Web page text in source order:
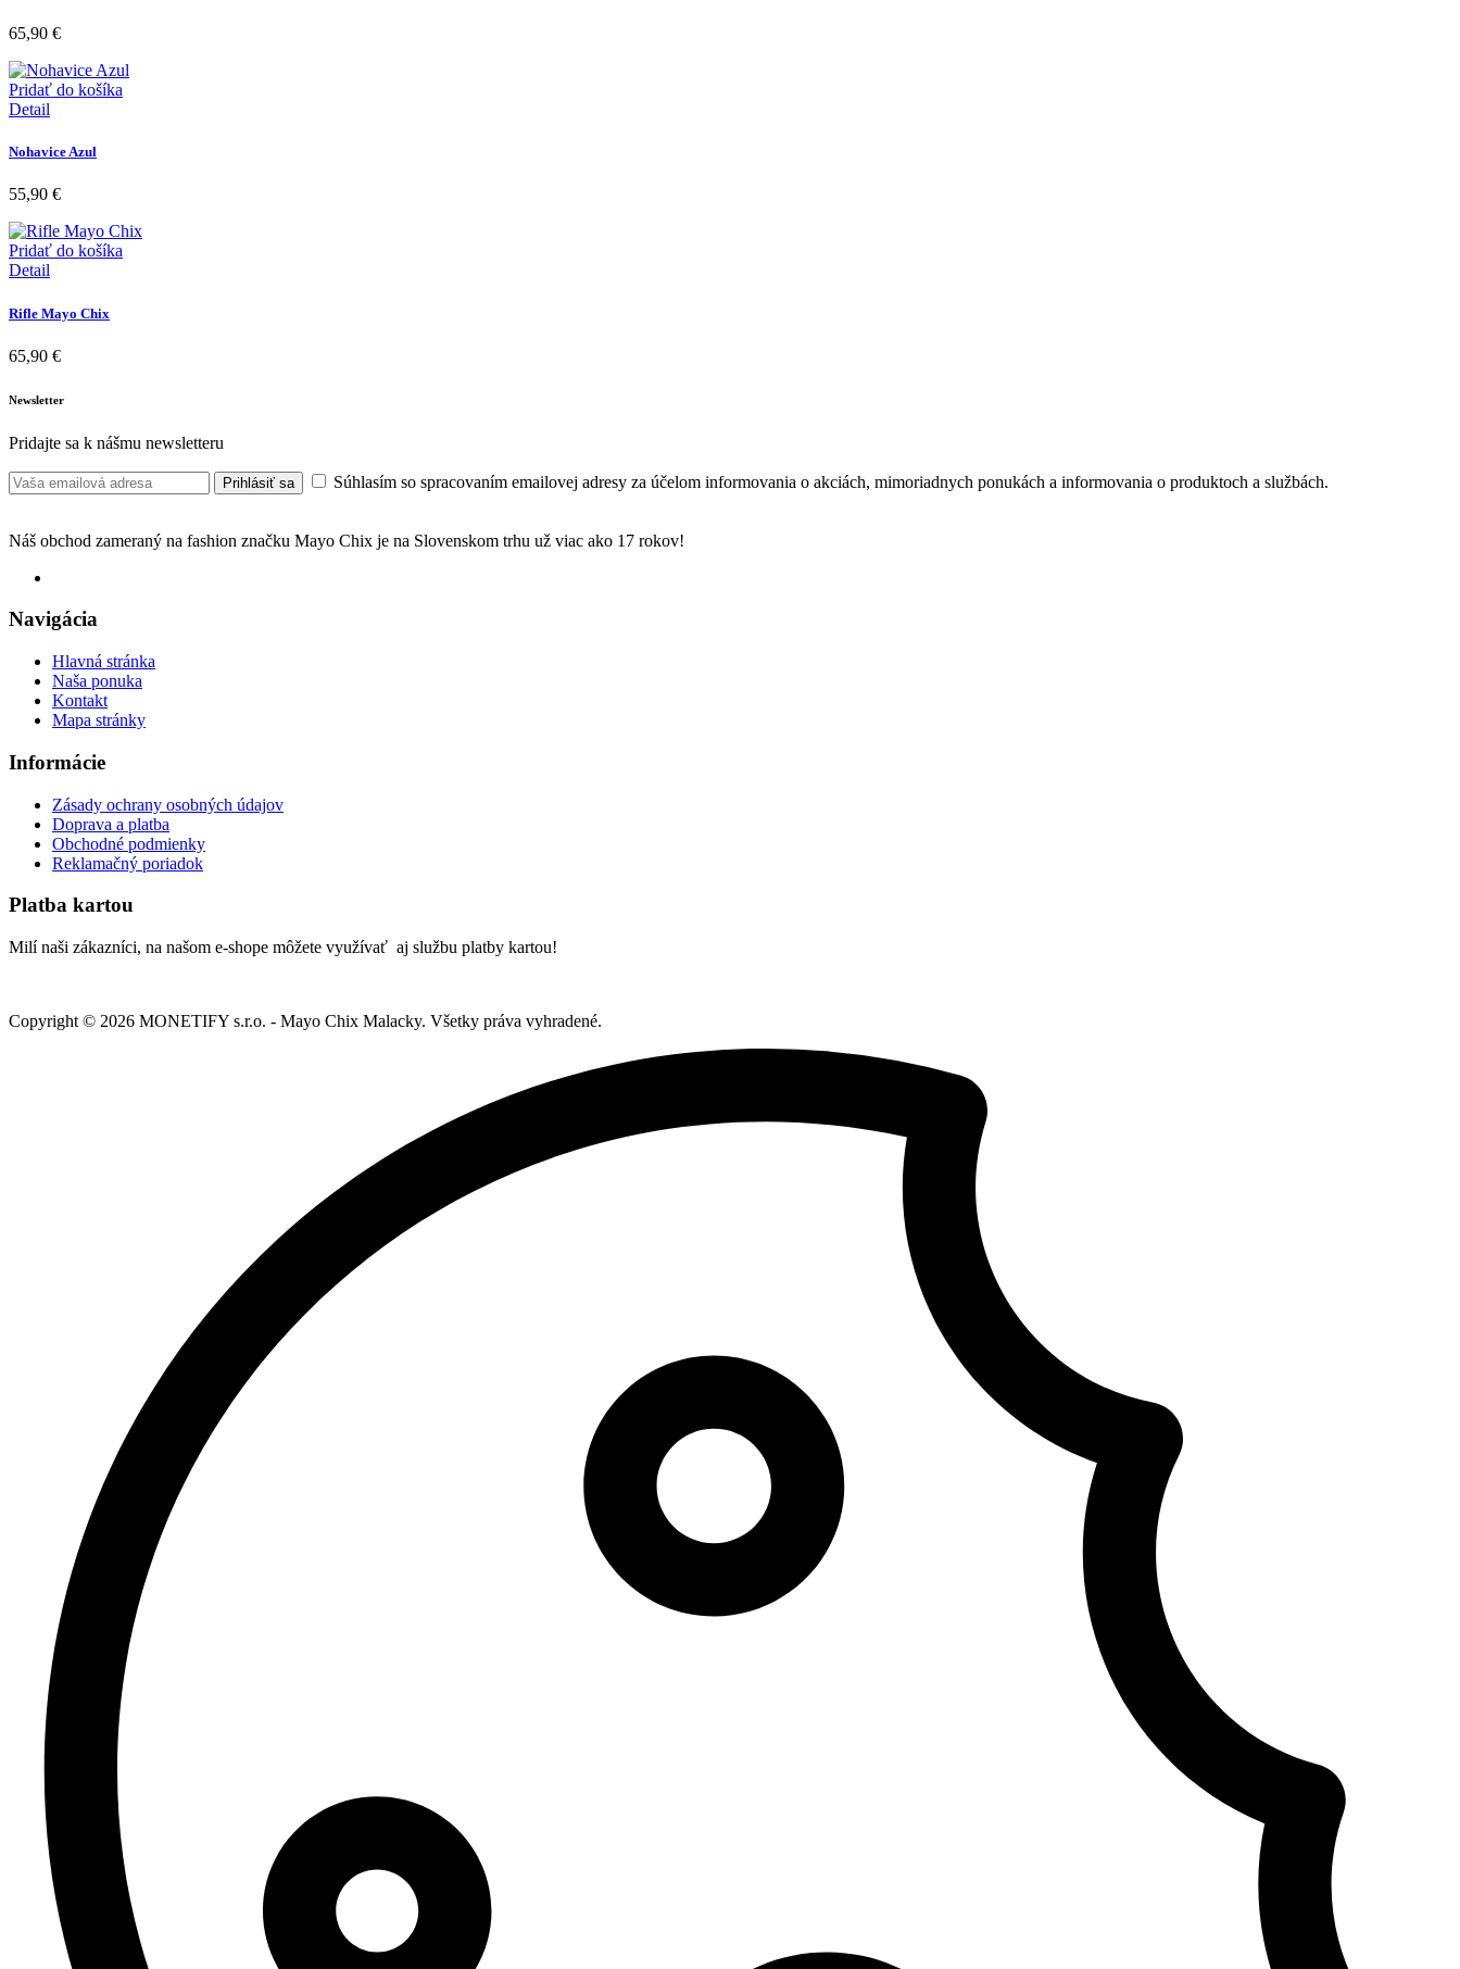
65,90 €
Pridať do košíka
Detail
Nohavice Azul
55,90 €
Pridať do košíka
Detail
Rifle Mayo Chix
65,90 €
Newsletter
Pridajte sa k nášmu newsletteru
Prihlásiť sa Súhlasím so spracovaním emailovej adresy za účelom informovania o akciách, mimoriadnych ponukách a informovania o produktoch a službách.
Náš obchod zameraný na fashion značku Mayo Chix je na Slovenskom trhu už viac ako 17 rokov!
Navigácia
Hlavná stránka
Naša ponuka
Kontakt
Mapa stránky
Informácie
Zásady ochrany osobných údajov
Doprava a platba
Obchodné podmienky
Reklamačný poriadok
Platba kartou
Milí naši zákazníci, na našom e-shope môžete využívať aj službu platby kartou!
Copyright © 2026 MONETIFY s.r.o. - Mayo Chix Malacky. Všetky práva vyhradené.